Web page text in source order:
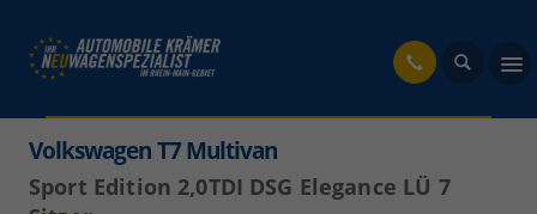
Volkswagen T7 Multivan
Sport Edition 2,0TDI DSG Elegance LÜ 7